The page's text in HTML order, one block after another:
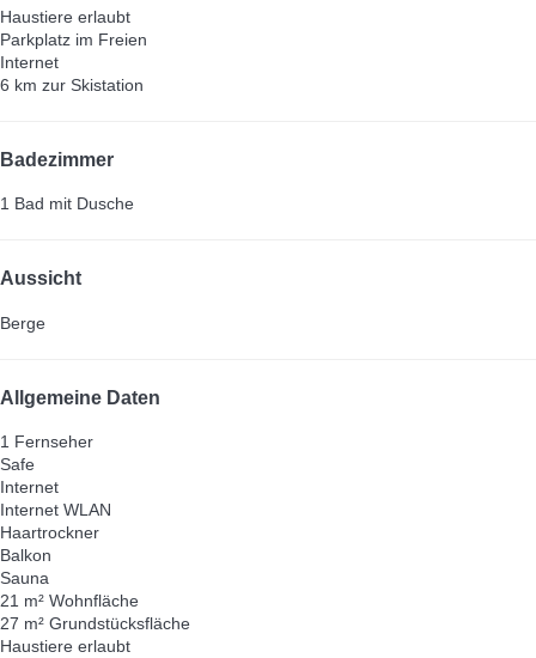
Haustiere erlaubt
Parkplatz im Freien
Internet
6 km zur Skistation
Badezimmer
1 Bad mit Dusche
Aussicht
Berge
Allgemeine Daten
1 Fernseher
Safe
Internet
Internet WLAN
Haartrockner
Balkon
Sauna
21 m² Wohnfläche
27 m² Grundstücksfläche
Haustiere erlaubt